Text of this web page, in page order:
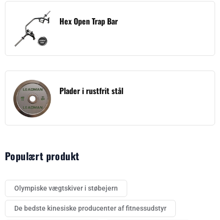
Hex Open Trap Bar
Plader i rustfrit stål
Populært produkt
Olympiske vægtskiver i støbejern
De bedste kinesiske producenter af fitnessudstyr